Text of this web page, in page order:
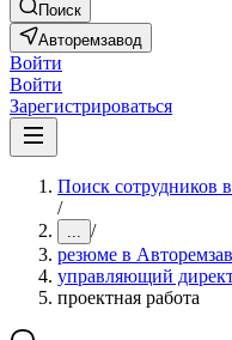
Поиск
Авторемзавод
Войти
Войти
Зарегистрироваться
Поиск сотрудников
/
... /
резюме в
управляющий
проектная работа